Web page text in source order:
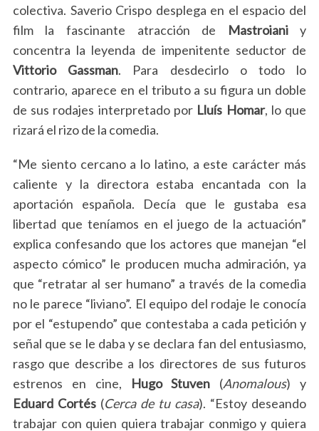
colectiva. Saverio Crispo desplega en el espacio del
film la fascinante atracción de
Mastroianiy
concentra la leyenda de impenitente seductor de
Vittorio Gassman. Para desdecirlo o todo lo
contrario, aparece en el tributo a su figura un doble
de sus rodajes interpretado por Lluís Homar, lo que
rizará el rizo de la comedia.
“Me siento cercano a lo latino, a este carácter más
caliente y la directora estaba encantada con la
aportación española. Decía que le gustaba esa
libertad que teníamos en el juego de la actuación”
explica confesando que los actores que manejan “el
aspecto cómico” le producen mucha admiración, ya
que “retratar al ser humano” a través de la comedia
no le parece “liviano”. El equipo del rodaje le conocía
por el “estupendo” que contestaba a cada petición y
señal que se le daba y se declara fan del entusiasmo,
rasgo que describe a los directores de sus futuros
estrenos en cine,
Hugo Stuven (Anomalous) y
Eduard Cortés(Cerca de tu casa). “Estoy deseando
trabajar con quien quiera trabajar conmigo y quiera
e
a
r